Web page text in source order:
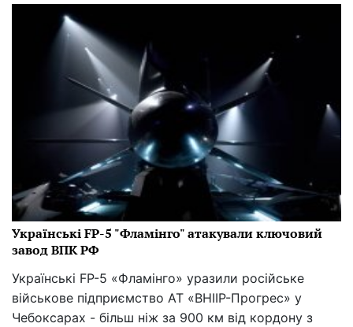
Українські FP-5 "Фламінго" атакували ключовий
завод ВПК РФ
Українські FP-5 «Фламінго» уразили російське
військове підприємство АТ «ВНІІР-Прогрес» у
Чебоксарах - більш ніж за 900 км від кордону з